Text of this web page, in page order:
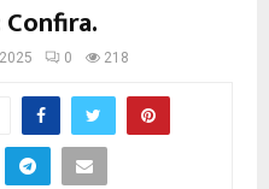
0 218